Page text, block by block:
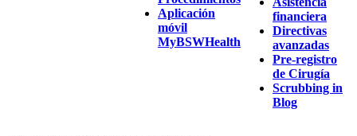
Aplicación
móvil
MyBSWHealth
financiera
Directivas
avanzadas
Pre-registro
de Cirugía
Scrubbing in
Blog